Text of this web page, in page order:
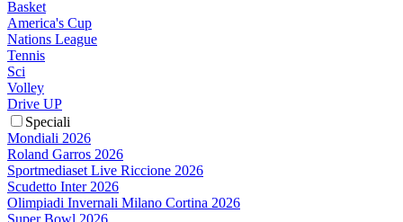
Basket
America's Cup
Nations League
Tennis
Sci
Volley
Drive UP
Speciali
Mondiali 2026
Roland Garros 2026
Sportmediaset Live Riccione 2026
Scudetto Inter 2026
Olimpiadi Invernali Milano Cortina 2026